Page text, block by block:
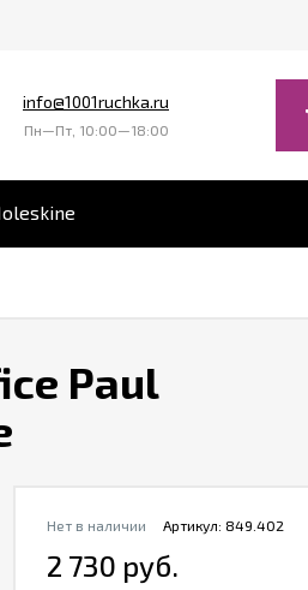
info@1001ruchka.ru
Пн—Пт, 10:00—18:00
Paul
Артикул: 849.402
Нет в наличии
2 730 руб.